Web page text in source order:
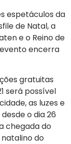
espetáculos da
de Natal, a
e o Reino de
encerra
gratuitas
será possível
as luzes e
o dia 26
chegada do
do